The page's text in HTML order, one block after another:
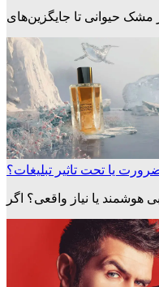
یا تحت تاثیر تبلیغات؟